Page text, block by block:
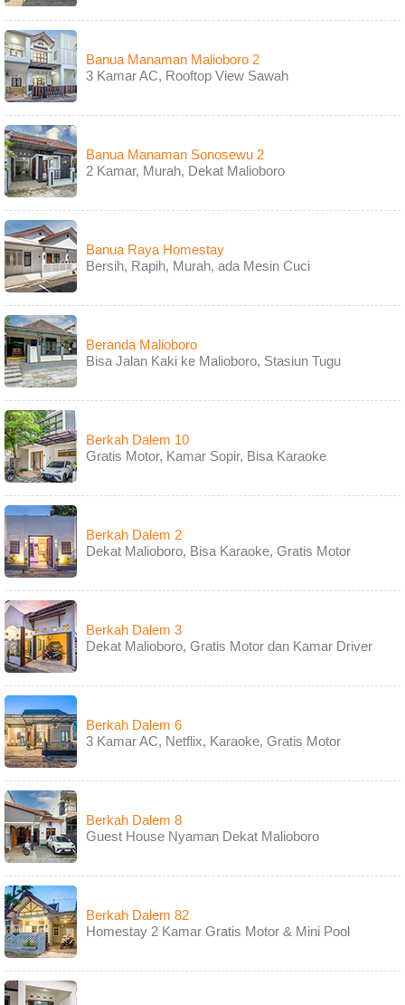
Banua Manaman Malioboro 2
3 Kamar AC, Rooftop View Sawah
Banua Manaman Sonosewu 2
2 Kamar, Murah, Dekat Malioboro
Banua Raya Homestay
Bersih, Rapih, Murah, ada Mesin Cuci
Beranda Malioboro
Bisa Jalan Kaki ke Malioboro, Stasiun Tugu
Berkah Dalem 10
Gratis Motor, Kamar Sopir, Bisa Karaoke
Berkah Dalem 2
Dekat Malioboro, Bisa Karaoke, Gratis Motor
Berkah Dalem 3
Dekat Malioboro, Gratis Motor dan Kamar Driver
Berkah Dalem 6
3 Kamar AC, Netflix, Karaoke, Gratis Motor
Berkah Dalem 8
Guest House Nyaman Dekat Malioboro
Berkah Dalem 82
Homestay 2 Kamar Gratis Motor & Mini Pool